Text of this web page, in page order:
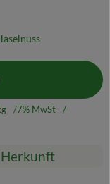
Warenkorb
7% MwSt
Herkunft